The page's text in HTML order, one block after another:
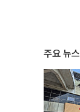
주요 뉴스